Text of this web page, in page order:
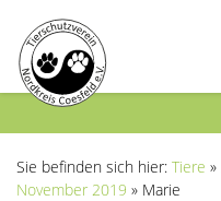
Sie befinden sich hier: Tiere »
November 2019 » Marie